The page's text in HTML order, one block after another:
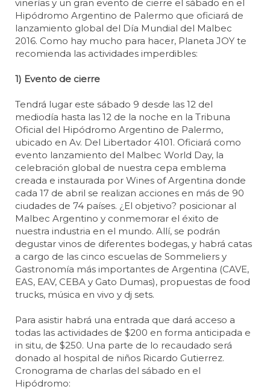
vinerías y un gran evento de cierre el sábado en el
Hipódromo Argentino de Palermo que oficiará de
lanzamiento global del Día Mundial del Malbec
2016. Como hay mucho para hacer, Planeta JOY te
recomienda las actividades imperdibles:
1) Evento de cierre
Tendrá lugar este sábado 9 desde las 12 del
mediodía hasta las 12 de la noche en la Tribuna
Oficial del Hipódromo Argentino de Palermo,
ubicado en Av. Del Libertador 4101. Oficiará como
evento lanzamiento del Malbec World Day, la
celebración global de nuestra cepa emblema
creada e instaurada por Wines of Argentina donde
cada 17 de abril se realizan acciones en más de 90
ciudades de 74 países. ¿El objetivo? posicionar al
Malbec Argentino y conmemorar el éxito de
nuestra industria en el mundo. Allí, se podrán
degustar vinos de diferentes bodegas, y habrá catas
a cargo de las cinco escuelas de Sommeliers y
Gastronomía más importantes de Argentina (CAVE,
EAS, EAV, CEBA y Gato Dumas), propuestas de food
trucks, música en vivo y dj sets.
Para asistir habrá una entrada que dará acceso a
todas las actividades de $200 en forma anticipada e
in situ, de $250. Una parte de lo recaudado será
donado al hospital de niños Ricardo Gutierrez.
Cronograma de charlas del sábado en el
Hipódromo: